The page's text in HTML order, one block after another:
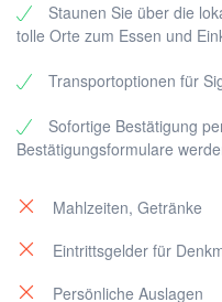
Preise für
Rundgang
7 bis 15 Personen:
Jeder weitere
Private Transportmöglichkeit
Möchten Sie die Stadt mit
Staunen Sie über die
tolle Orte zum Essen und
Transportoptionen für
Sofortige Bestätigung
Bestätigungsformulare
Mahlzeiten, Getränke
Eintrittsgelder für
Persönliche Auslagen